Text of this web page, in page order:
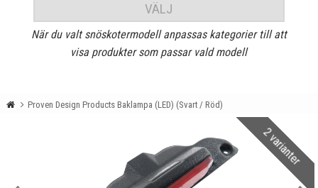
VÄLJ
När du valt snöskotermodell anpassas kategorier till att
visa produkter som passar vald modell
Proven Design Products Baklampa (LED) (Svart / Röd)
2 varianter